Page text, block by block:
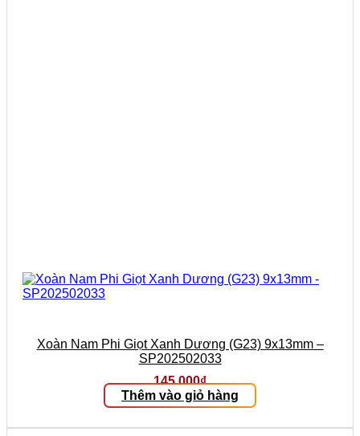
Xoàn Nam Phi Giọt Xanh Dương (G23) 9x13mm –
SP202502033
145.000₫
Thêm vào giỏ hàng